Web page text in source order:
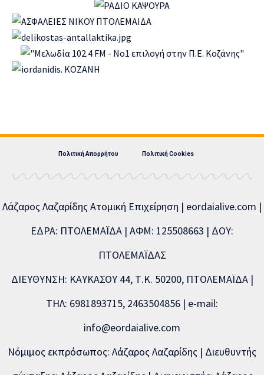
Πολιτική Απορρήτου Πολιτική Cookies
Λάζαρος Λαζαρίδης Ατομική Επιχείρηση | eordaialive.com |
ΕΔΡΑ: ΠΤΟΛΕΜΑΪΔΑ | ΑΦΜ: 125508663 | ΔΟΥ:
ΠΤΟΛΕΜΑΪΔΑΣ
ΔΙΕΥΘΥΝΣΗ: ΚΑΥΚΑΣΟΥ 44, Τ.Κ. 50200, ΠΤΟΛΕΜΑΪΔΑ |
ΤΗΛ: 6981893715, 2463504856 | e-mail:
info@eordaialive.com
Νόμιμος εκπρόσωπος: Λάζαρος Λαζαρίδης | Διευθυντής